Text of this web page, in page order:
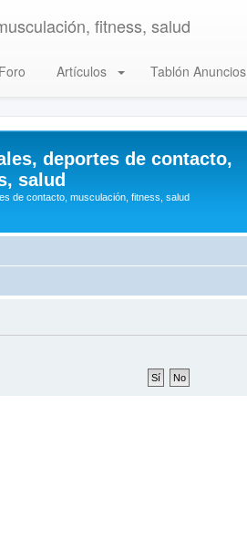
fitness, salud
Foro Artículos Tablón Anuncios
deportes de contacto,
salud
de contacto, musculación, fitness, salud